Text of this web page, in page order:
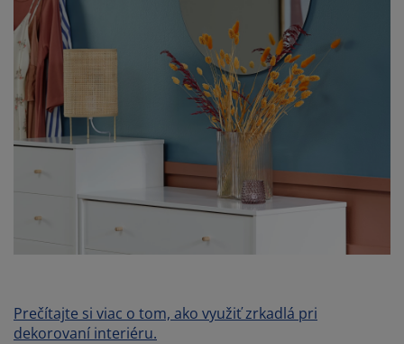
Prečítajte si viac o tom, ako využiť zrkadlá pri
dekorovaní interiéru.